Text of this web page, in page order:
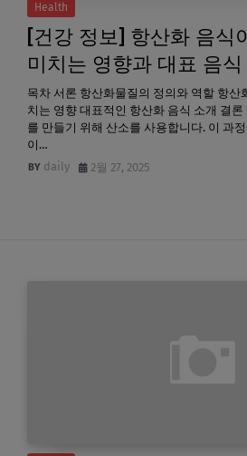
Health
[건강 정보] 항산화 음식
미치는 영향과 대표 음식
목차 서론 항산화물질의 정의와 역할 항산
치는 영향 대표적인 항산화 음식 소개 결론
를 만들기 위해 산소를 사용합니다. 이 과
이…
daily
2월 27, 2025